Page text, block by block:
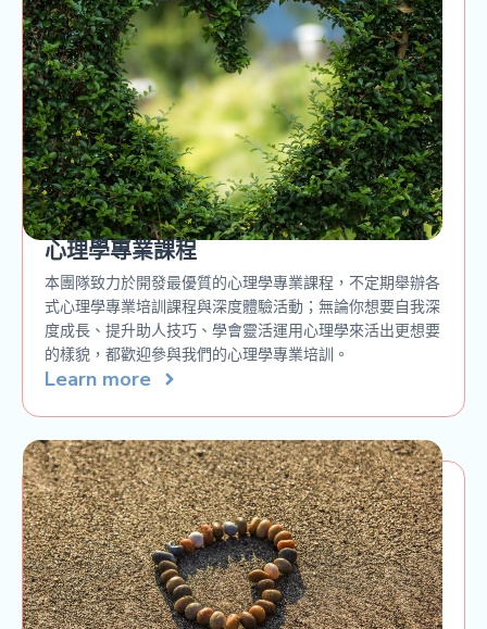
心理學專業課程
本團隊致力於開發最優質的心理學專業課程，不定期舉辦各
式心理學專業培訓課程與深度體驗活動；無論你想要自我深
度成長、提升助人技巧、學會靈活運用心理學來活出更想要
的樣貌，都歡迎參與我們的心理學專業培訓。
Learn more